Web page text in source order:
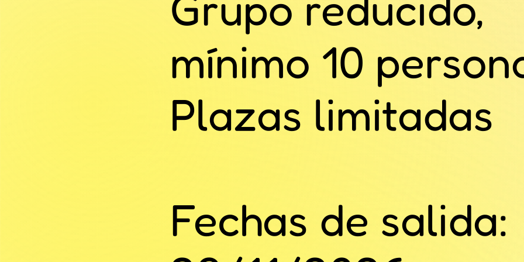
mínimo 10
Plazas limitadas
Fechas de salida: